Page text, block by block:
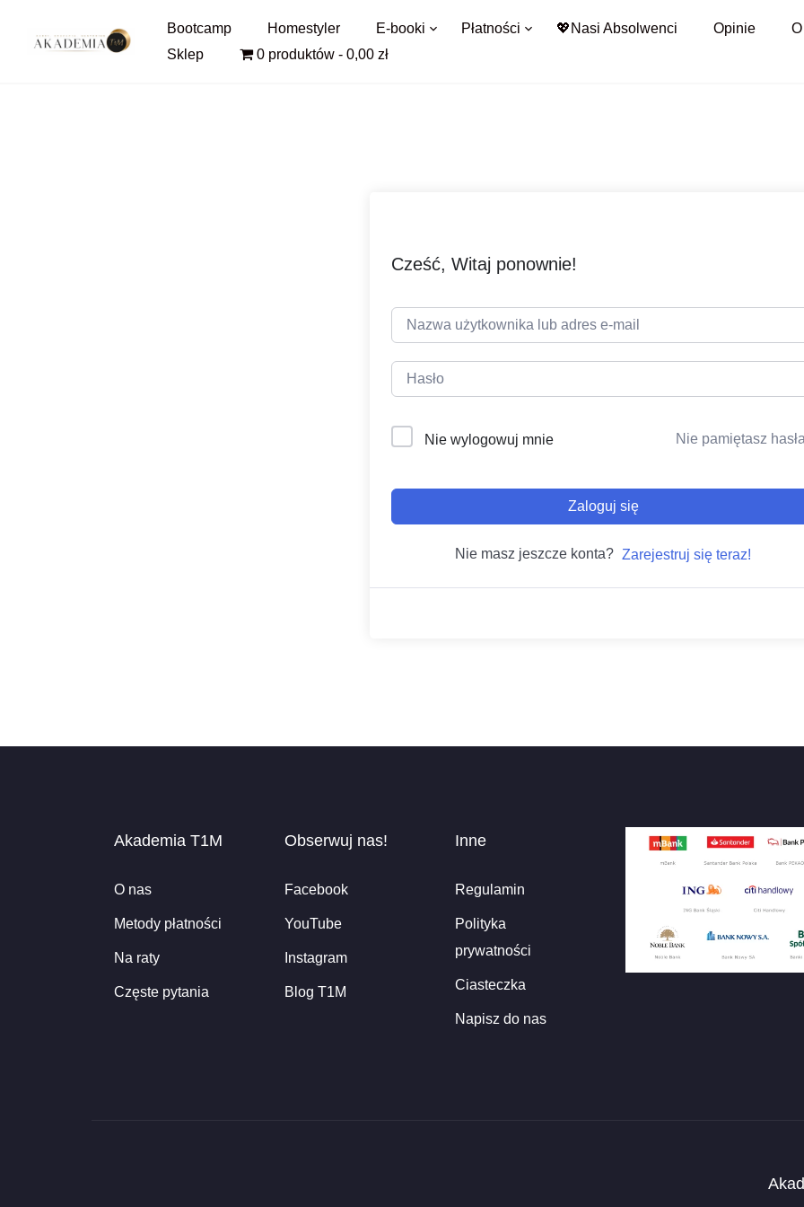
Bootcamp Homestyler E-booki Płatności 💖Nasi Absolwenci Opinie
Sklep
0 produktów 0,00 zł
Cześć, Witaj ponownie!
Nie wylogowuj mnie Nie pamiętasz
Zaloguj się
Nie masz jeszcze konta? Zarejestruj się teraz!
Akademia T1M
O nas
Metody płatności
Na raty
Częste pytania
Obserwuj nas!
Facebook
YouTube
Instagram
Blog T1M
Inne
Regulamin
Polityka
prywatności
Ciasteczka
Napisz do nas